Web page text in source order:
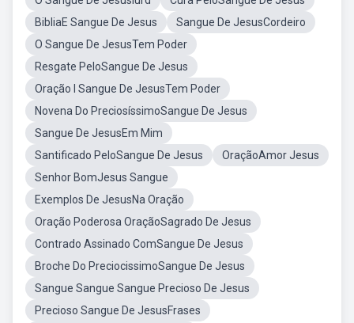
BibliaE Sangue De Jesus
Sangue De JesusCordeiro
O Sangue De JesusTem Poder
Resgate PeloSangue De Jesus
Oração I Sangue De JesusTem Poder
Novena Do PreciosíssimoSangue De Jesus
Sangue De JesusEm Mim
Santificado PeloSangue De Jesus
OraçãoAmor Jesus
Senhor BomJesus Sangue
Exemplos De JesusNa Oração
Oração Poderosa OraçãoSagrado De Jesus
Contrado Assinado ComSangue De Jesus
Broche Do PreciocissimoSangue De Jesus
Sangue Sangue Sangue Precioso De Jesus
Precioso Sangue De JesusFrases